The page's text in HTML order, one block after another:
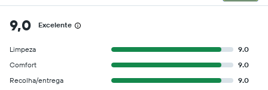
9,0 Excelente
Limpeza
9.0
Comfort
9.0
Recolha/entrega
9.0